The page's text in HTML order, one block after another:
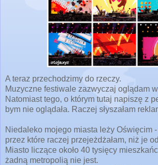
A teraz przechodzimy do rzeczy.
Muzyczne festiwale zazwyczaj oglądam
Natomiast tego, o którym tutaj napiszę z
bym nie oglądała. Raczej słyszałam
Niedaleko mojego miasta leży Oświęcim -
przez które raczej przejeżdżałam, niż je
Miasto liczące około 40 tysięcy
żadną metropolią nie jest.